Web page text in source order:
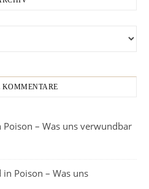
KOMMENTARE
Poison – Was uns verwundbar
in Poison – Was uns